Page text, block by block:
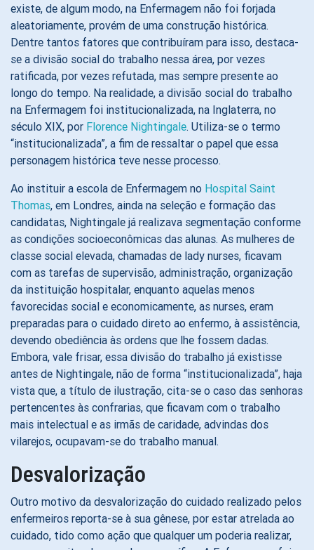
existe, de algum modo, na Enfermagem não foi forjada
aleatoriamente, provém de uma construção histórica.
Dentre tantos fatores que contribuíram para isso, destaca-
se a divisão social do trabalho nessa área, por vezes
ratificada, por vezes refutada, mas sempre presente ao
longo do tempo. Na realidade, a divisão social do trabalho
na Enfermagem foi institucionalizada, na Inglaterra, no
século XIX, por Florence Nightingale. Utiliza-se o termo
“institucionalizada”, a fim de ressaltar o papel que essa
personagem histórica teve nesse processo.
Ao instituir a escola de Enfermagem no Hospital Saint
Thomas, em Londres, ainda na seleção e formação das
candidatas, Nightingale já realizava segmentação conforme
as condições socioeconômicas das alunas. As mulheres de
classe social elevada, chamadas de lady nurses, ficavam
com as tarefas de supervisão, administração, organização
da instituição hospitalar, enquanto aquelas menos
favorecidas social e economicamente, as nurses, eram
preparadas para o cuidado direto ao enfermo, à assistência,
devendo obediência às ordens que lhe fossem dadas.
Embora, vale frisar, essa divisão do trabalho já existisse
antes de Nightingale, não de forma “institucionalizada”, haja
vista que, a título de ilustração, cita-se o caso das senhoras
pertencentes às confrarias, que ficavam com o trabalho
mais intelectual e as irmãs de caridade, advindas dos
vilarejos, ocupavam-se do trabalho manual.
Desvalorização
Outro motivo da desvalorização do cuidado realizado pelos
enfermeiros reporta-se à sua gênese, por estar atrelada ao
cuidado, tido como ação que qualquer um poderia realizar,